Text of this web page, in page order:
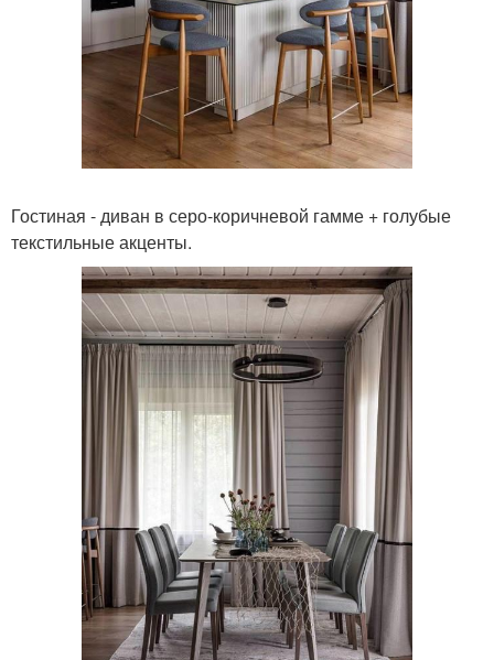
Гостиная - диван в серо-коричневой гамме + голубые
текстильные акценты.